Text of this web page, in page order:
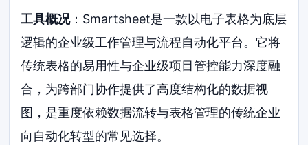
工具概况：Smartsheet是一款以电子表格为底层
逻辑的企业级工作管理与流程自动化平台。它将
传统表格的易用性与企业级项目管控能力深度融
合，为跨部门协作提供了高度结构化的数据视
图，是重度依赖数据流转与表格管理的传统企业
向自动化转型的常见选择。